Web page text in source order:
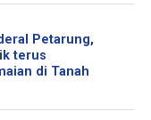
Petarung,
terus
di Tanah